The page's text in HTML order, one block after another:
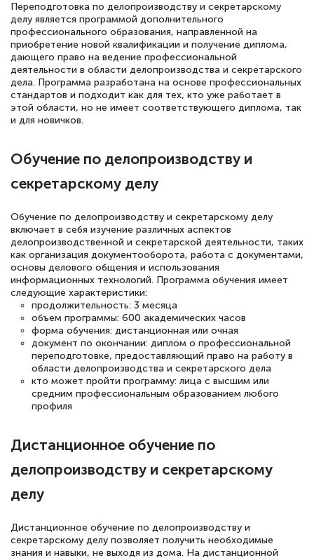
Знаток города 5 уровня
18 марта 2026
Выражаю благодарность за курс
повышения квалификации "Эксперт ЕГЭ по
русскому языку и литературе". Много
полезных материалов помогли
книги, методические рекомендации,
статьи. Времени на подготовку
аттестацию в школе. Спасибо!
Евгения Коротких
Знаток города 2 уровня
12 марта 2026
Спасибо большое Академии! Грамотное,
вежливое сопровождение! Всё чётко и
понятно! Проходила повышение
11 марта 2026
Переподготовка по делопроизводству и секретарскому
делу является программой дополнительного
профессионального образования, направленной на
приобретение новой квалификации и получение диплома,
дающего право на ведение профессиональной
деятельности в области делопроизводства и секретарского
дела. Программа разработана на основе профессиональных
стандартов и подходит как для тех, кто уже работает в
этой области, но не имеет соответствующего диплома, так
и для новичков.
Обучение по делопроизводству и
секретарскому делу
Обучение по делопроизводству и секретарскому делу
включает в себя изучение различных аспектов
делопроизводственной и секретарской деятельности, таких
как организация документооборота, работа с документами,
основы делового общения и использования
информационных технологий. Программа обучения имеет
следующие характеристики:
продолжительность: 3 месяца
объем программы: 600 академических часов
форма обучения: дистанционная или очная
документ по окончании: диплом о профессиональной
переподготовке, предоставляющий право на работу в
области делопроизводства и секретарского дела
кто может пройти программу: лица с высшим или
средним профессиональным образованием любого
профиля
Дистанционное обучение по
делопроизводству и секретарскому
делу
Дистанционное обучение по делопроизводству и
секретарскому делу позволяет получить необходимые
знания и навыки, не выходя из дома. На дистанционной